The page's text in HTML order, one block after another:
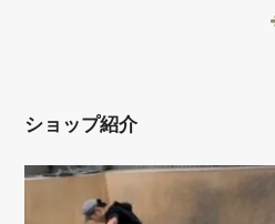
ショップ紹介